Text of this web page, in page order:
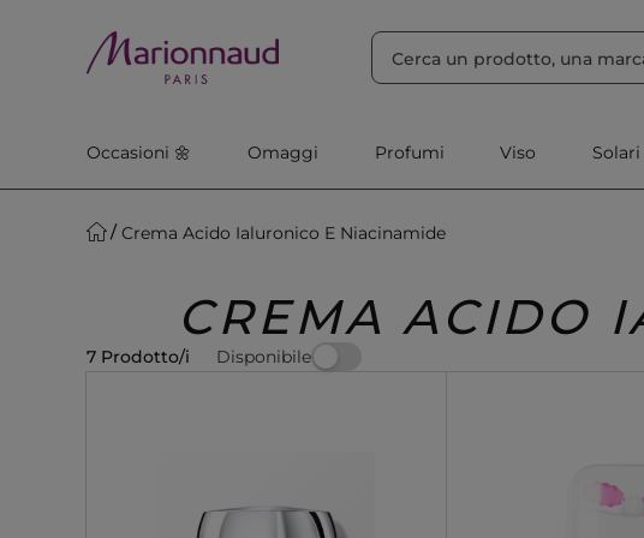
Occasioni 🌼 Omaggi Profumi Viso
Crema Acido Ialuronico E Niacinamide
CREMA ACIDO
7 Prodotto/i Disponibile